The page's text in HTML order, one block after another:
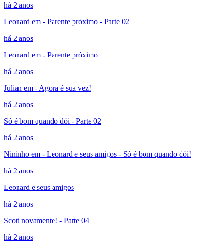
há 2 anos
Leonard em - Parente próximo - Parte 02
há 2 anos
Leonard em - Parente próximo
há 2 anos
Julian em - Agora é sua vez!
há 2 anos
Só é bom quando dói - Parte 02
há 2 anos
Nininho em - Leonard e seus amigos - Só é bom quando dói!
há 2 anos
Leonard e seus amigos
há 2 anos
Scott novamente! - Parte 04
há 2 anos